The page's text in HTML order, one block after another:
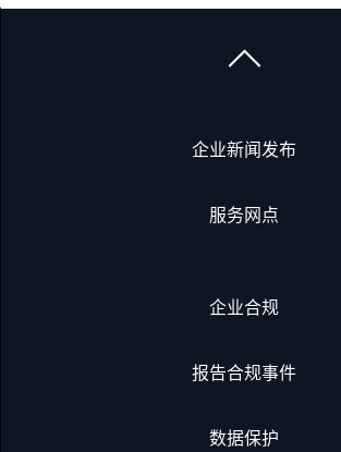
企业新闻发布
服务网点
企业合规
报告合规事件
数据保护